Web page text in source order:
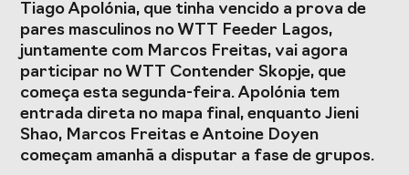
Eventos
Cimeira de
Presidentes de
Federações
Desportivas
Gala do Desporto
de Portugal
Tiago Apolónia, que tinha vencido a prova de
pares masculinos no WTT Feeder Lagos,
juntamente com Marcos Freitas, vai agora
participar no WTT Contender Skopje, que
começa esta segunda-feira. Apolónia tem
entrada direta no mapa final, enquanto Jieni
Shao, Marcos Freitas e Antoine Doyen
começam amanhã a disputar a fase de grupos.